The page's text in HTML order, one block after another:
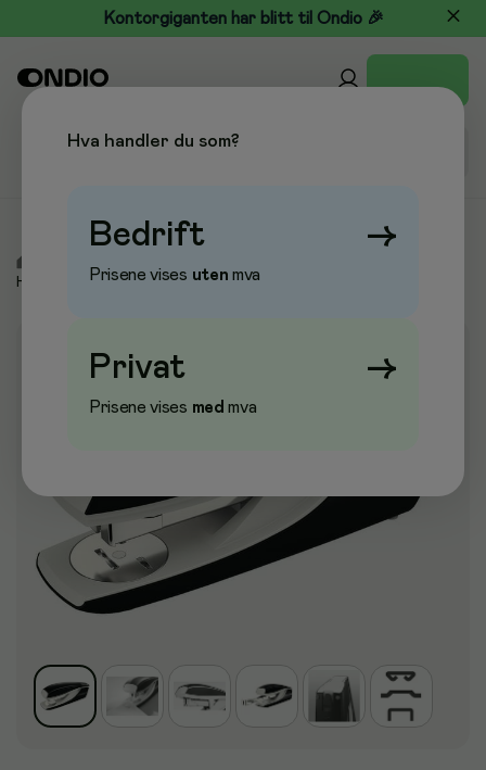
Kontorgiganten har blitt til Ondio 🎉
Heftemaskiner, mekanisk
Hva handler du som?
Bedrift →
Prisene vises uten mva
Privat →
Prisene vises med mva